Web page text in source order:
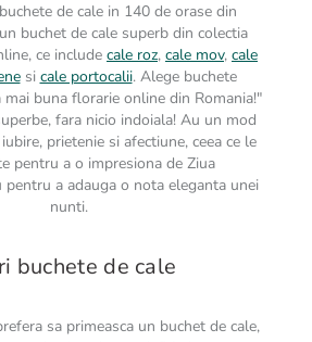
de cale in 140 de orase din
buchet de cale superb din colectia
ce include cale roz, cale mov, cale
si cale portocalii. Alege buchete
mai buna florarie online din Romania!"
fara nicio indoiala! Au un mod
prietenie si afectiune, ceea ce le
pentru a o impresiona de Ziua
a adauga o nota eleganta unei
nunti.
buchete de cale
sa primeasca un buchet de cale,